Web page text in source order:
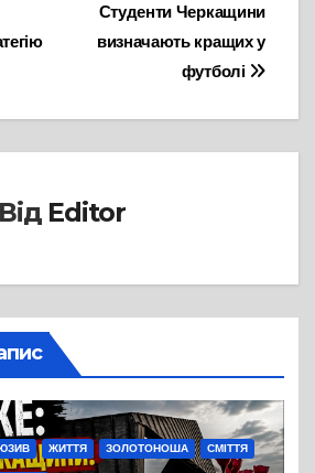
Студенти Черкащини
визначають кращих у
футболі
Від Editor
ЖИТТЯ ЗОЛОТОНОША СМІТТЯ